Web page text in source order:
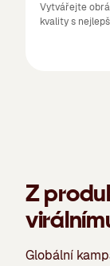
Vytvářejte
kvality s
Z
Globální